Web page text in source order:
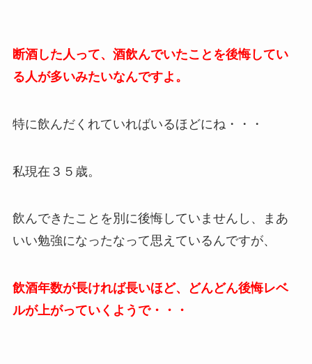
断酒した人って、酒飲んでいたことを後悔してい
る人が多いみたいなんですよ。
特に飲んだくれていればいるほどにね・・・
私現在３５歳。
飲んできたことを別に後悔していませんし、まあ
いい勉強になったなって思えているんですが、
飲酒年数が長ければ長いほど、どんどん後悔レベ
ルが上がっていくようで・・・